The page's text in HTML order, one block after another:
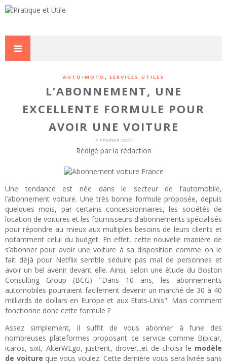
AUTO-MOTO , SERVICES UTILES
L’ABONNEMENT, UNE
EXCELLENTE FORMULE POUR
AVOIR UNE VOITURE
3 FÉVRIER 2022
Rédigé par la rédaction
Une tendance est née dans le secteur de l’automobile,
l’abonnement voiture. Une très bonne formule proposée, depuis
quelques mois, par certains concessionnaires, les sociétés de
location de voitures et les fournisseurs d’abonnements spécialisés
pour répondre au mieux aux multiples besoins de leurs clients et
notamment celui du budget. En effet, cette nouvelle manière de
s’abonner pour avoir une voiture à sa disposition comme on le
fait déjà pour Netflix semble séduire pas mal de personnes et
avoir un bel avenir devant elle. Ainsi, selon une étude du Boston
Consulting Group (BCG) "Dans 10 ans, les abonnements
automobiles pourraient facilement devenir un marché de 30 à 40
milliards de dollars en Europe et aux Etats-Unis". Mais comment
fonctionne donc cette formule ?
Assez simplement, il suffit de vous abonner à l’une des
nombreuses plateformes proposant ce service comme Bipicar,
icaros, sixt, AlterWEgo, justrent, drover...et de choisir le modèle
de voiture que vous voulez. Cette dernière vous sera livrée sans